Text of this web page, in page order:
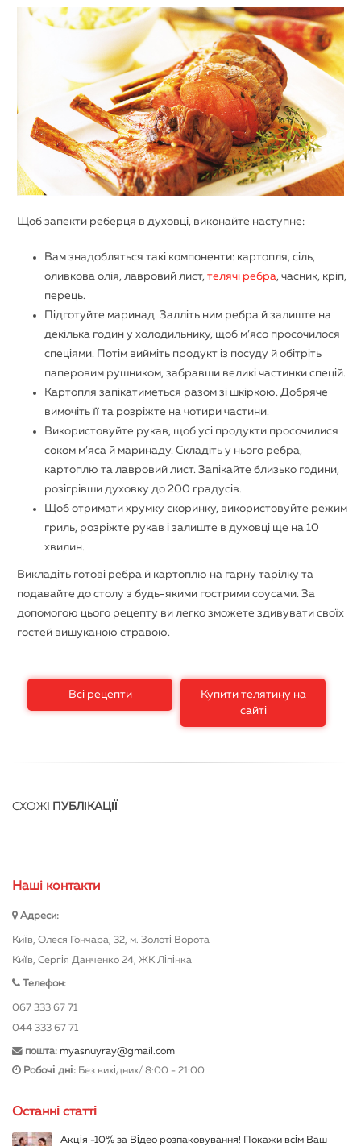
Щоб запекти реберця в духовці, виконайте наступне:
Вам знадобляться такі компоненти: картопля, сіль,
оливкова олія, лавровий лист, телячі ребра , часник, кріп,
перець.
Підготуйте маринад. Залліть ним ребра й залиште на
декілька годин у холодильнику, щоб м’ясо просочилося
спеціями. Потім вийміть продукт із посуду й обітріть
паперовим рушником, забравши великі частинки спецій.
Картопля запікатиметься разом зі шкіркою. Добряче
вимочіть її та розріжте на чотири частини.
Використовуйте рукав, щоб усі продукти просочилися
соком м’яса й маринаду. Складіть у нього ребра,
картоплю та лавровий лист. Запікайте близько години,
розігрівши духовку до 200 градусів.
Щоб отримати хрумку скоринку, використовуйте режим
гриль, розріжте рукав і залиште в духовці ще на 10
хвилин.
Викладіть готові ребра й картоплю на гарну тарілку та
подавайте до столу з будь-якими гострими соусами. За
допомогою цього рецепту ви легко зможете здивувати своїх
гостей вишуканою стравою.
Всі рецепти
Купити телятину на
сайті
СХОЖІ ПУБЛІКАЦІЇ
Нашi контакти
Адреси:
Київ, Олеся Гончара, 32, м. Золоті Ворота
Київ, Сергія Данченко 24, ЖК Ліпінка
Телефон:
067 333 67 71
044 333 67 71
пошта: myasnuyray@gmail.com
Робочі дні: Без вихідних/ 8:00 - 21:00
Останні статті
Акція -10% за Відео розпаковування! Покажи всім Ваш